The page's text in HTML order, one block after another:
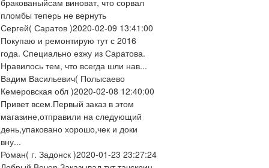
бракованыйсам виноват, что сорвал
пломбы теперь не вернуть
Сергей( Саратов )2020-02-09 13:41:00
Покупаю и ремонтирую тут с 2016
года. Специально езжу из Саратова.
Нравилось тем, что всегда шли нав...
Вадим Васильевич( Полысаево
Кемеровская обл )2020-02-08 12:40:00
Привет всем.Первый заказ в этом
магазине,отправили на следующий
день,упаковано хорошо,чек и доки
вну...
Роман( г. Задонск )2020-01-23 23:27:24